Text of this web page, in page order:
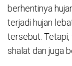
berhentinya
terjadi hujan
tersebut. Tetapi,
shalat dan juga